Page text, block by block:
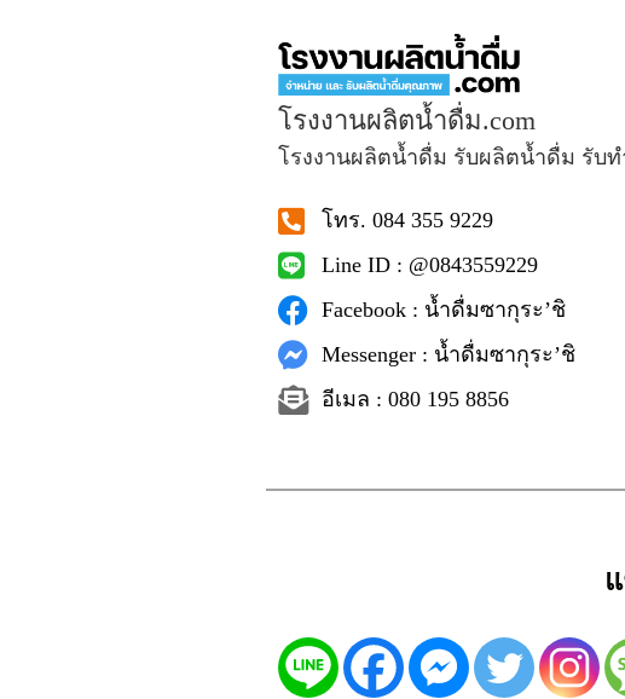
โรงงานผลิตน้ำดื่ม.com
โรงงานผลิตน้ำดื่ม รับผลิตน้ำดื่ม รั
โทร. 084 355 9229
Line ID : @0843559229
Facebook : น้ำดื่มซากุระ’ชิ
Messenger : น้ำดื่มซากุระ’ชิ
อีเมล : 080 195 8856